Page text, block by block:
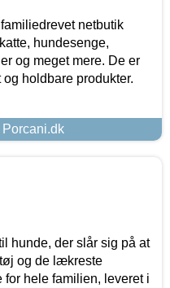
netbutik
hundesenge,
og meget mere. De er
holdbare produkter.
hunde, der slår sig på at
og de lækreste
hele familien, leveret i